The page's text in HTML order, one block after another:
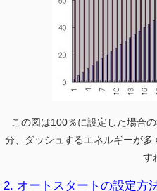
この図は100％に設定した場合
分、ダッシュするエネルギーが
す
2. オートスタートの設定方